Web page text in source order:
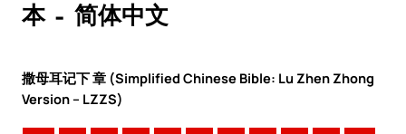
本 – 简体中文
撒母耳记下 章 (Simplified Chinese Bible: Lu Zhen Zhong
Version – LZZS)